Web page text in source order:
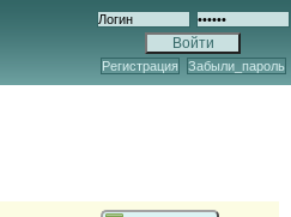
Регистрация Забыли_пароль